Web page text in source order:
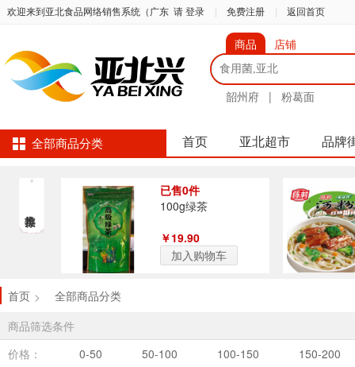
欢迎来到亚北食品网络销售系统（广东 请 登录 免费注册 返回首页
商品 店铺
韶州府 | 粉葛面
全部商品分类 首页 亚北超市 品牌
已售0件
100g绿茶
￥19.90
加入购物车
首页 >
全部商品分类
商品筛选条件
价格：
0-50 50-100 100-150 150-200